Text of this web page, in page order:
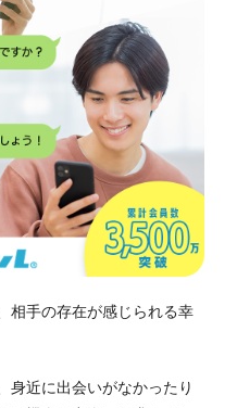
相手の存在が感じられる幸
身近に出会いがなかったり